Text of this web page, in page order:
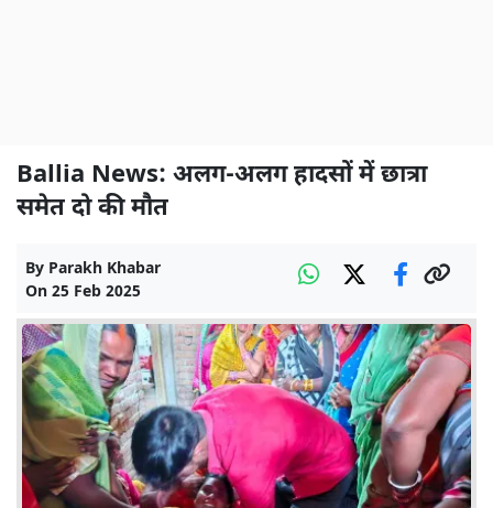
Ballia News: अलग-अलग हादसों में छात्रा
समेत दो की मौत
By Parakh Khabar
On 25 Feb 2025